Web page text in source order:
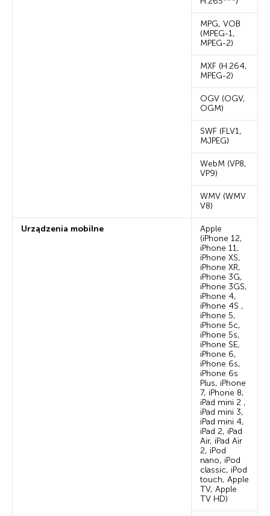
MPG, VOB
(MPEG-1,
MPEG-2)
MXF (H.264,
MPEG-2)
OGV (OGV,
OGM)
SWF (FLV1,
MJPEG)
WebM (VP8,
VP9)
WMV (WMV
V8)
Urządzenia mobilne
Apple
(iPhone 12,
iPhone 11,
iPhone XS,
iPhone XR,
iPhone 3G,
iPhone 3GS,
iPhone 4,
iPhone 4S ,
iPhone 5,
iPhone 5c,
iPhone 5s,
iPhone SE,
iPhone 6,
iPhone 6s,
iPhone 6s
Plus, iPhone
7, iPhone 8,
iPad mini 2 ,
iPad mini 3,
iPad mini 4,
iPad 2, iPad
Air, iPad Air
2, iPod
nano, iPod
classic, iPod
touch, Apple
TV, Apple
TV HD)